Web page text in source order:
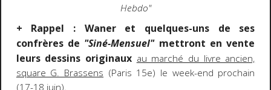
Hebdo"
+ Rappel : Waner et quelques-uns de ses
confrères de "Siné-Mensuel"mettront en vente
leurs dessins originaux au marché du livre ancien,
square G. Brassens (Paris 15e) le week-end prochain
(17-18 juin).